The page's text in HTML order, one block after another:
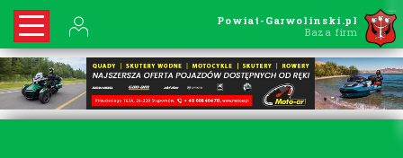
Powiat-Garwolinski.pl
Baza firm